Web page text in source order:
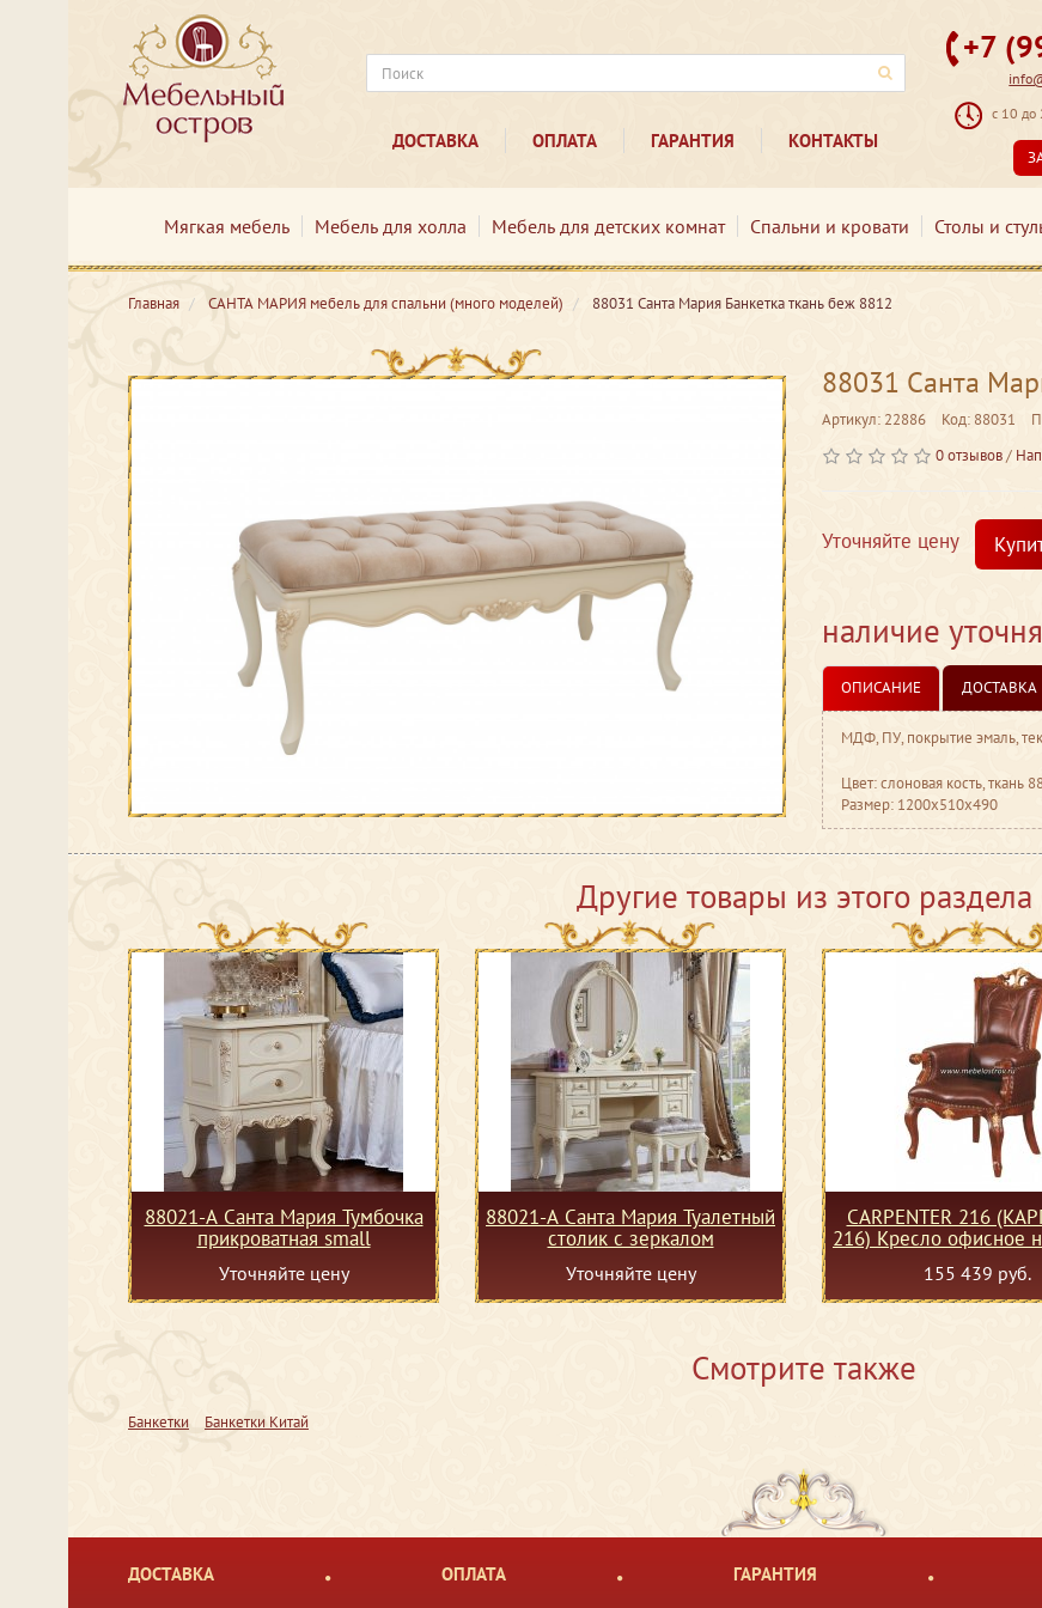
ДОСТАВКА ОПЛАТА ГАРАНТИЯ КОНТАКТЫ
+7
с 10 до
Мягкая мебель Мебель для холла Мебель для детских комнат Спальни и кровати Столы и
Главная САНТА МАРИЯ мебель для спальни (много моделей) 88031 Санта Мария Банкетка ткань беж 8812
88031 Санта
Артикул: 22886 Код: 88031
0 отзывов/
Уточняйте цену
наличие
ОПИСАНИЕ ДОСТАВКА
МДФ, ПУ, покрытие эмаль,
Цвет: слоновая кость, ткань
Размер: 1200x510x490
Другие товары из этого раздела
88021-А Санта Мария Тумбочка
прикроватная small
Уточняйте цену
88021-А Санта Мария Туалетный
столик с зеркалом
Уточняйте цену
CARPENTER 216
216) Кресло офисное
155 439 руб.
Смотрите также
Банкетки Банкетки Китай
ДОСТАВКА ОПЛАТА ГАРАНТИЯ